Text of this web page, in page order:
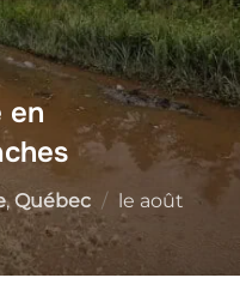
en
,Québec le Posted
on
août